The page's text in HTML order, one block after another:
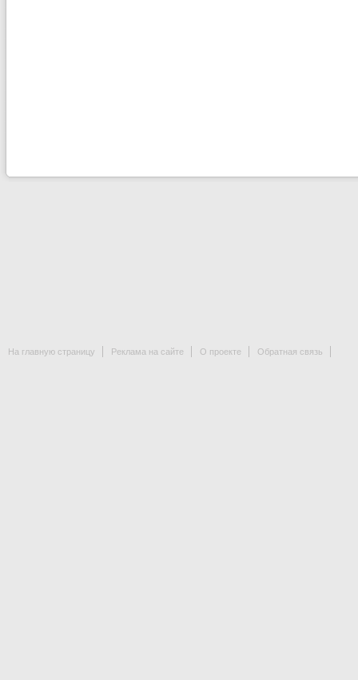
На главную страницу Реклама на сайте О проекте Обратная связь